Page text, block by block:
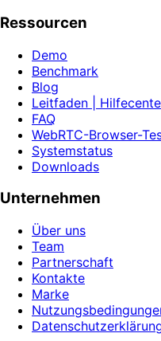
Ressourcen
Demo
Benchmark
Blog
Leitfaden |
FAQ
WebRTC-Browser-
Systemstatus
Downloads
Unternehmen
Über uns
Team
Partnerschaft
Kontakte
Marke